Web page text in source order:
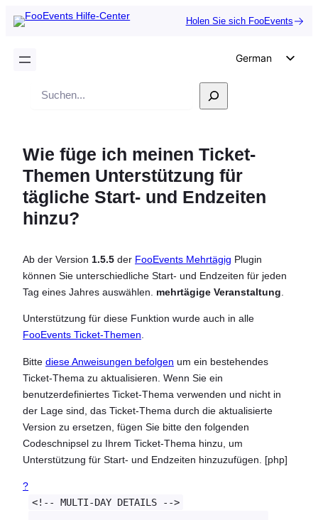
Holen Sie sich FooEvents
German
Italian
Portuguese
French
Greek
Suche
Wie füge ich meinen Ticket-
Themen Unterstützung für
tägliche Start- und Endzeiten
hinzu?
Ab der Version 1.5.5 der FooEvents Mehrtägig Plugin
können Sie unterschiedliche Start- und Endzeiten für jeden
Tag eines Jahres auswählen. mehrtägige Veranstaltung
Unterstützung für diese Funktion wurde auch in alle
FooEvents Ticket-Themen
Bitte diese Anweisungen befolgen um ein bestehendes
Ticket-Thema zu aktualisieren. Wenn Sie ein
benutzerdefiniertes Ticket-Thema verwenden und nicht in
der Lage sind, das Ticket-Thema durch die aktualisierte
Version zu ersetzen, fügen Sie bitte den folgenden
Codeschnipsel zu Ihrem Ticket-Thema hinzu, um
Unterstützung für Start- und Endzeiten hinzuzufügen. [php]
?
<!-- MULTI-DAY DETAILS -->